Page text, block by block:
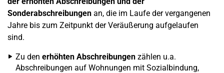
Sonderabschreibungen an, die im Laufe der vergangenen
Jahre bis zum Zeitpunkt der Veräußerung aufgelaufen
sind.
Zu den erhöhten Abschreibungen zählen u.a.
Abschreibungen auf Wohnungen mit Sozialbindung,